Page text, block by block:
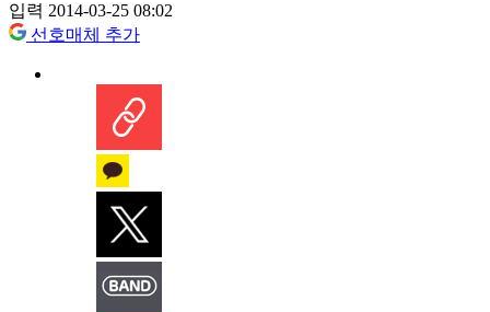
입력 2014-03-25 08:02
선호매체 추가